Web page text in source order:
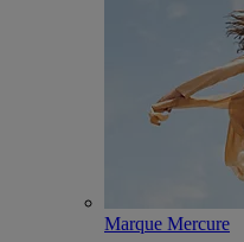
Marque Mercure